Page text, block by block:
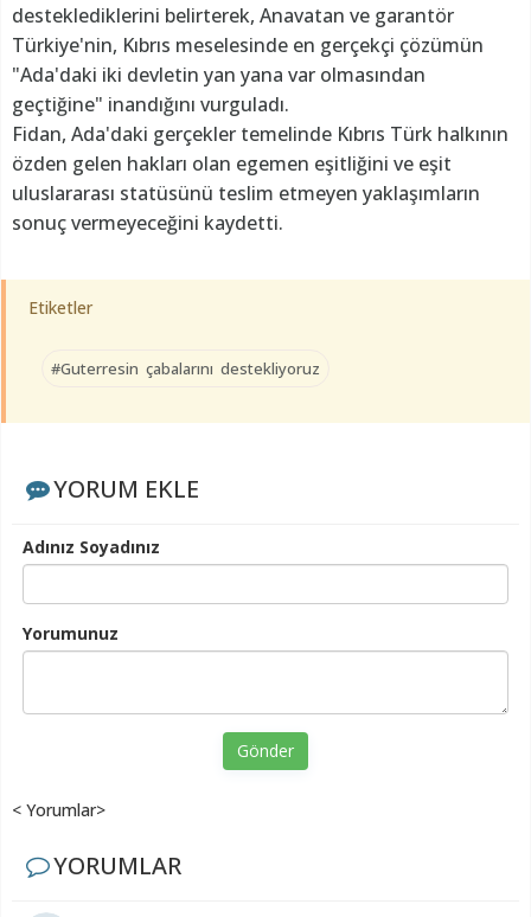
desteklediklerini belirterek, Anavatan ve garantör
Türkiye'nin, Kıbrıs meselesinde en gerçekçi çözümün
"Ada'daki iki devletin yan yana var olmasından
geçtiğine" inandığını vurguladı.
Fidan, Ada'daki gerçekler temelinde Kıbrıs Türk halkının
özden gelen hakları olan egemen eşitliğini ve eşit
uluslararası statüsünü teslim etmeyen yaklaşımların
sonuç vermeyeceğini kaydetti.
Etiketler
#Guterresin çabalarını destekliyoruz
YORUM EKLE
Adınız Soyadınız
Yorumunuz
Gönder
< Yorumlar>
YORUMLAR